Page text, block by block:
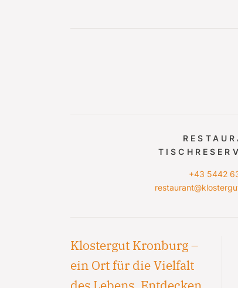
+43 5442
Klostergut Kronburg –
ein Ort für die Vielfalt